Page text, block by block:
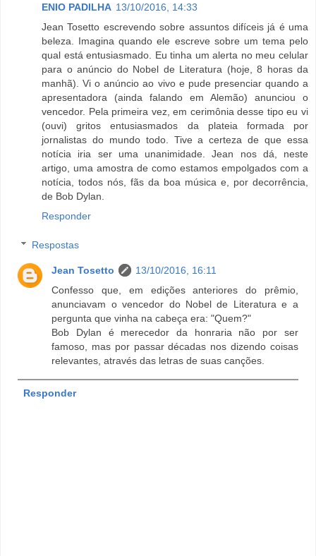
ENIO PADILHA 13/10/2016, 14:33
Jean Tosetto escrevendo sobre assuntos difíceis já é uma
beleza. Imagina quando ele escreve sobre um tema pelo
qual está entusiasmado. Eu tinha um alerta no meu celular
para o anúncio do Nobel de Literatura (hoje, 8 horas da
manhã). Vi o anúncio ao vivo e pude presenciar quando a
apresentadora (ainda falando em Alemão) anunciou o
vencedor. Pela primeira vez, em cerimônia desse tipo eu vi
(ouvi) gritos entusiasmados da plateia formada por
jornalistas do mundo todo. Tive a certeza de que essa
notícia iria ser uma unanimidade. Jean nos dá, neste
artigo, uma amostra de como estamos empolgados com a
notícia, todos nós, fãs da boa música e, por decorrência,
de Bob Dylan.
Responder
Respostas
Jean Tosetto
13/10/2016, 16:11
Confesso que, em edições anteriores do prêmio,
anunciavam o vencedor do Nobel de Literatura e a
pergunta que vinha na cabeça era: "Quem?"
Bob Dylan é merecedor da honraria não por ser
famoso, mas por passar décadas nos dizendo coisas
relevantes, através das letras de suas canções.
Responder